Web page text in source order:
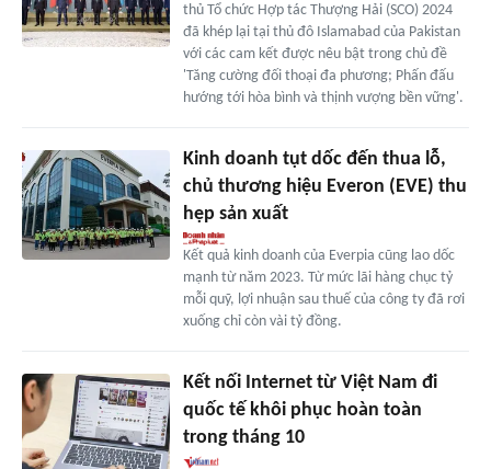
thủ Tổ chức Hợp tác Thượng Hải (SCO) 2024
đã khép lại tại thủ đô Islamabad của Pakistan
với các cam kết được nêu bật trong chủ đề
'Tăng cường đối thoại đa phương; Phấn đấu
hướng tới hòa bình và thịnh vượng bền vững'.
Kinh doanh tụt dốc đến thua lỗ,
chủ thương hiệu Everon (EVE) thu
hẹp sản xuất
Kết quả kinh doanh của Everpia cũng lao dốc
mạnh từ năm 2023. Từ mức lãi hàng chục tỷ
mỗi quỹ, lợi nhuận sau thuế của công ty đã rơi
xuống chỉ còn vài tỷ đồng.
Kết nối Internet từ Việt Nam đi
quốc tế khôi phục hoàn toàn
trong tháng 10